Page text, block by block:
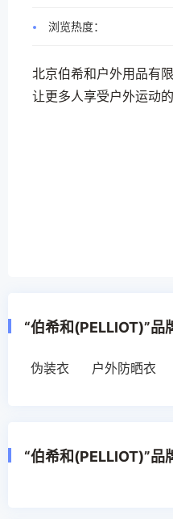
浏览热度：
北京伯希和户外用品有
让更多人享受户外运动的
“伯希和(PELLIOT)”品
伪装衣 户外防晒衣
“伯希和(PELLIOT)”品